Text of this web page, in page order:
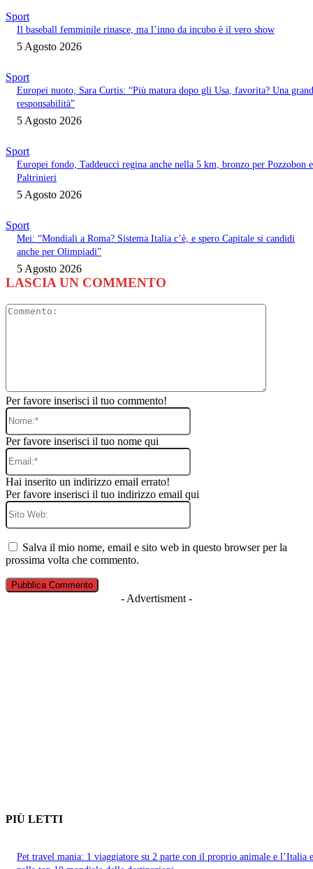
Sport
Il baseball femminile rinasce, ma l’inno da incubo è il vero show
5 Agosto 2026
Sport
Europei nuoto, Sara Curtis: “Più matura dopo gli Usa, favorita? Una
responsabilità”
5 Agosto 2026
Sport
Europei fondo, Taddeucci regina anche nella 5 km, bronzo per Pozzobon e
Paltrinieri
5 Agosto 2026
Sport
Mei: “Mondiali a Roma? Sistema Italia c’è, e spero Capitale si candidi
anche per Olimpiadi”
5 Agosto 2026
LASCIA UN COMMENTO
Per favore inserisci il tuo commento!
Nome:*
Per favore inserisci il tuo nome qui
Email:*
Hai inserito un indirizzo email errato!
Per favore inserisci il tuo indirizzo email qui
Sito
Salva il mio nome, email e sito web in questo browser per la
prossima volta che commento.
- Advertisment -
PIÙ LETTI
Pet travel mania: 1 viaggiatore su 2 parte con il proprio animale e l’Italia